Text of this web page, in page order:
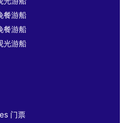
餐游船
餐游船
光游船
门票